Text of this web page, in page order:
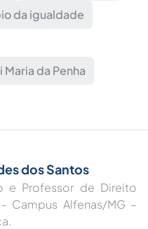
da igualdade
da Penha
dos Santos
e Professor de Direito
Campus Alfenas/MG –